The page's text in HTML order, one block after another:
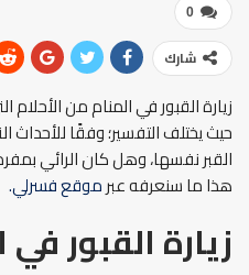
0
شارك
زيارة القبور في المنام من
حيث يختلف التفسير؛ وفقًا للأحداث
القبر نفسها، وهل كان الرائي
هذا ما سنعرفه عبرموقع فسرلي.
زيارة القبور في